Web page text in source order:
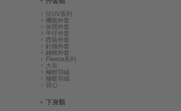
抗UV系列
機能外套
休閒外套
牛仔外套
西裝外套
針織外套
鋪棉外套
Fleece系列
大衣
極輕羽絨
極暖羽絨
背心
下身類